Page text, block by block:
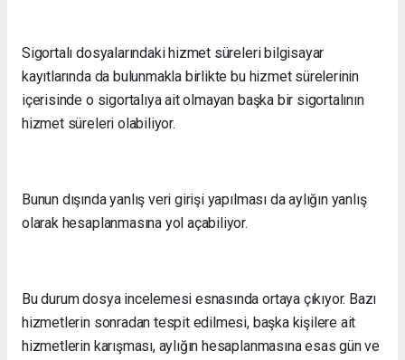
Sigortalı dosyalarındaki hizmet süreleri bilgisayar
kayıtlarında da bulunmakla birlikte bu hizmet sürelerinin
içerisinde o sigortalıya ait olmayan başka bir sigortalının
hizmet süreleri olabiliyor.
Bunun dışında yanlış veri girişi yapılması da aylığın yanlış
olarak hesaplanmasına yol açabiliyor.
Bu durum dosya incelemesi esnasında ortaya çıkıyor. Bazı
hizmetlerin sonradan tespit edilmesi, başka kişilere ait
hizmetlerin karışması, aylığın hesaplanmasına esas gün ve